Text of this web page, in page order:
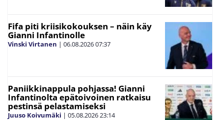
Fifa piti kriisikokouksen – näin käy
Gianni Infantinolle
Vinski Virtanen | 06.08.202607:37
Paniikkinappula pohjassa! Gianni
Infantinolta epätoivoinen ratkaisu
pestinsä pelastamiseksi
Juuso Koivumäki | 05.08.2026 23:14